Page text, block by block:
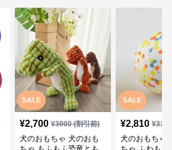
SALE
¥2,700 ¥3000(割引前)
犬のおもちゃ 犬のおも
SALE
¥2,810 ¥
犬のおもちゃ